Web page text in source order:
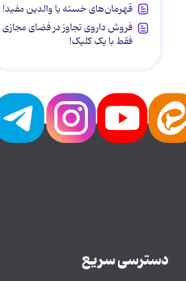
قهرمان‌های خسته یا والدین مفید!
فروش داروی تجاوز در فضای مجازی
فقط با یک کلیک!
دسترسی سریع